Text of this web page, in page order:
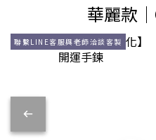
華麗款
聯繫LINE客服與老師洽談客製